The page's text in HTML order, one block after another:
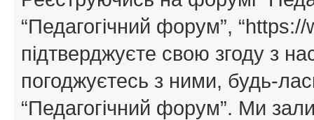
“Педагогічний форум”,
підтверджуєте свою згоду з
погоджуєтесь з ними, будь-
“Педагогічний форум”. Ми